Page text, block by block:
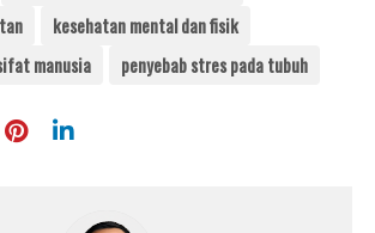
kesehatan mental dan fisik
manusia
penyebab stres pada tubuh